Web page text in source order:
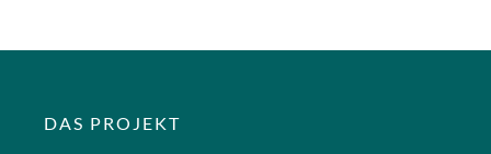
DAS PROJEKT